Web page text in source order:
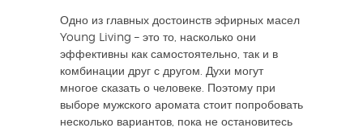
Одно из главных достоинств эфирных масел
Young Living – это то, насколько они
эффективны как самостоятельно, так и в
комбинации друг с другом. Духи могут
многое сказать о человеке. Поэтому при
выборе мужского аромата стоит попробовать
несколько вариантов, пока не остановитесь